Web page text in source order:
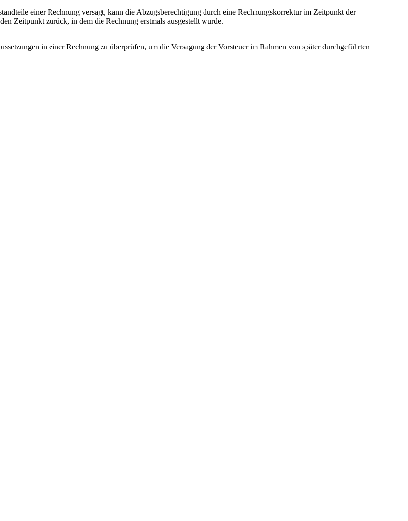
einer Rechnung versagt, kann die Abzugsberechtigung durch eine Rechnungskorrektur im Zeitpunkt der
Zeitpunkt zurück, in dem die Rechnung erstmals ausgestellt wurde.
in einer Rechnung zu überprüfen, um die Versagung der Vorsteuer im Rahmen von später durchgeführten